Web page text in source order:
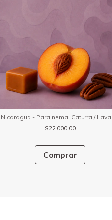
Nicaragua - Parainema, Caturra /
$22.000,00